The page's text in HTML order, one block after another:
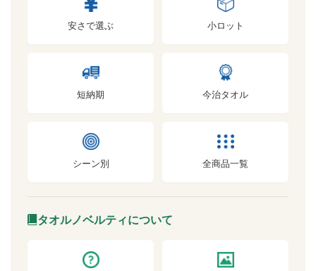
安さで選ぶ 小ロット
短納期 今治タオル
シーン別 全商品一覧
タオルノベルティについて